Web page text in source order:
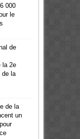
000
le
de
la 2e
de la
de la
un